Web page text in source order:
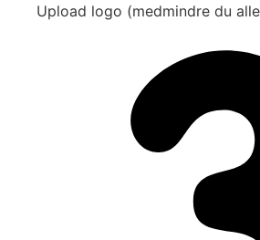
Upload logo (medmindre du